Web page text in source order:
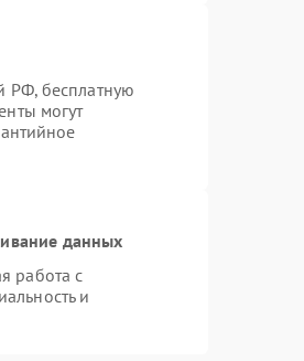
РФ, бесплатную
могут
данных
работа с
и